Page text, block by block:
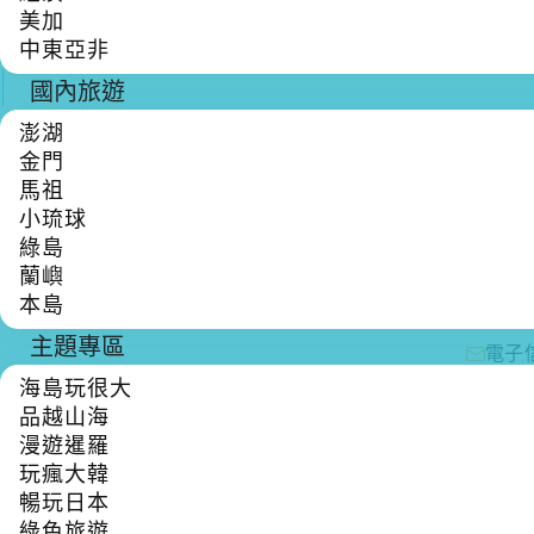
美加
中東亞非
國內旅遊
澎湖
金門
馬祖
小琉球
綠島
蘭嶼
本島
主題專區
海島玩很大
品越山海
漫遊暹羅
玩瘋大韓
暢玩日本
電子